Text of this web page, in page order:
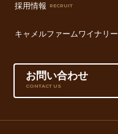
採用情報 RECRUIT
キャメルファームワイナリー
お問い合わせ
CONTACT US